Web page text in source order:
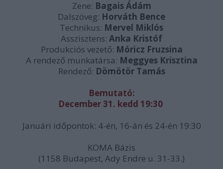
Zene: Bagais Ádám
Dalszöveg: Horváth Bence
Technikus: Mervel Miklós
Asszisztens: Anka Kristóf
Produkciós vezető: Móricz Fruzsina
A rendező munkatársa: Meggyes Krisztina
Rendező: Dömötör Tamás
Bemutató:
December 31. kedd 19:30
Januári időpontok: 4-én, 16-án és 24-én 19:30
KOMA Bázis
(1158 Budapest, Ady Endre u. 31-33.)